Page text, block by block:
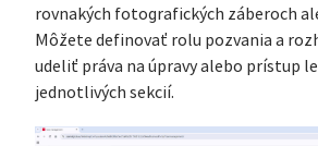
rovnakých fotografických záberoch
Môžete definovať rolu pozvania a
udeliť práva na úpravy alebo prístup
jednotlivých sekcií.